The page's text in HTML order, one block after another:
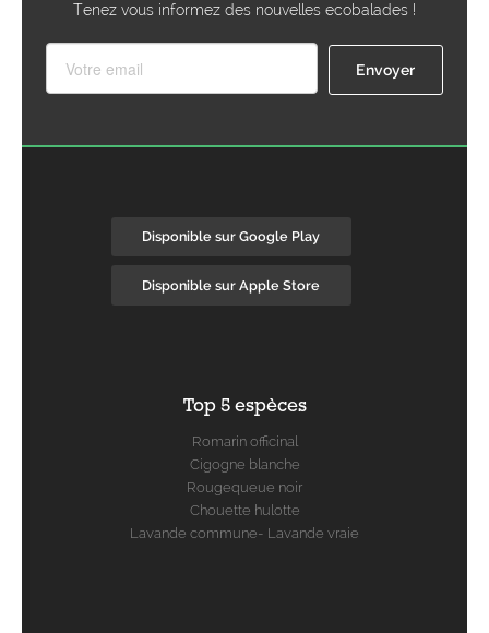
Tenez vous informez des nouvelles ecobalades !
Disponible sur Google Play
Disponible sur Apple Store
Top 5 espèces
Romarin officinal
Cigogne blanche
Rougequeue noir
Chouette hulotte
Lavande commune- Lavande vraie